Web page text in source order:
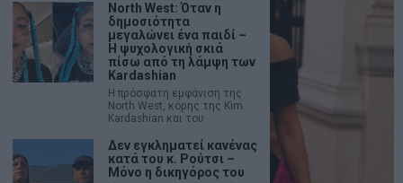
North West: Όταν η
δημοσιότητα
μεγαλώνει ένα παιδί –
Η ψυχολογική σκιά
πίσω από τη λάμψη των
Kardashian
Η πρόσφατη εμφάνιση της
North West, κόρης της Kim
Kardashian και του
Δεν εγκληματεί κανένας
κατά του κ. Ρούτσι –
Μόνο η δικηγόρος του